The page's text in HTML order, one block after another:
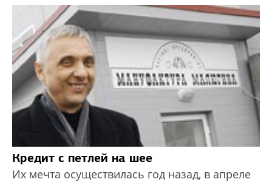
Кредит с петлей на шее
Их мечта осуществилась год назад, в апреле